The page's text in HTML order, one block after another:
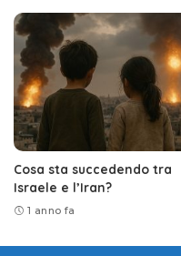
Cosa sta succedendo tra
Israele e l’Iran?
1 anno fa